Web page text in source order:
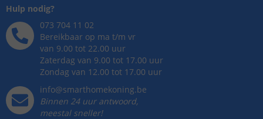
Hulp nodig?
073 704 11 02
Bereikbaar op ma t/m vr
van 9.00 tot 22.00 uur
Zaterdag van 9.00 tot 17.00 uur
Zondag van 12.00 tot 17.00 uur
info@smarthomekoning.be
Binnen 24 uur antwoord,
meestal sneller!